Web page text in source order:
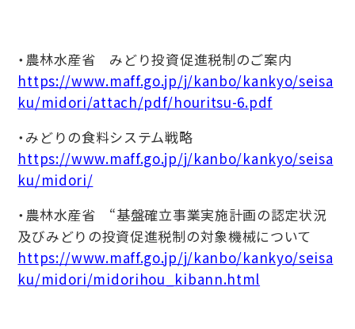
・農林水産省 みどり投資促進税制のご案内
https://www.maff.go.jp/j/kanbo/kankyo/seisa
ku/midori/attach/pdf/houritsu-6.pdf
・みどりの食料システム戦略
https://www.maff.go.jp/j/kanbo/kankyo/seisa
ku/midori/
・農林水産省 “基盤確立事業実施計画の認定状況
及びみどりの投資促進税制の対象機械について
https://www.maff.go.jp/j/kanbo/kankyo/seisa
ku/midori/midorihou_kibann.html